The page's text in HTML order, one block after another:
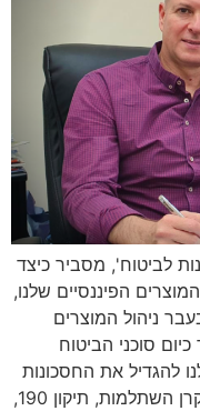
לביטוח', מסביר כיצד
הפיננסיים שלנו,
ניהול המוצרים
סוכני הביטוח
להגדיל את החסכונות
שלנו ולייצר תשואות גבוהות באמצעות קרן השתלמות, תיקון 190,